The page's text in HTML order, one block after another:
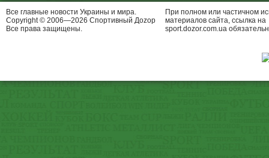
Все главные новости Украины и мира.
Copyright © 2006—2026 Спортивный Доzор
Все права защищены.
При полном или частичном
материалов сайта, ссылка на
sport.dozor.com.ua